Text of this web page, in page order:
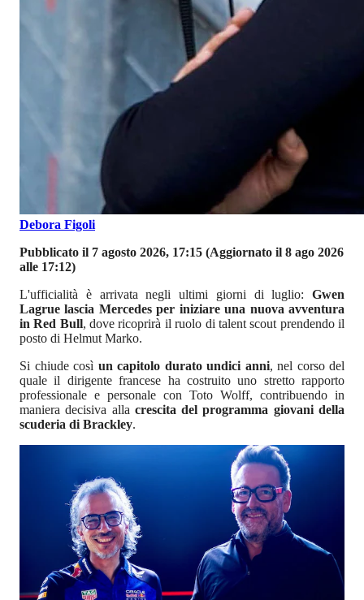
Debora Figoli
Pubblicato il 7 agosto 2026, 17:15 (Aggiornato il 8 ago 2026
alle 17:12)
L'ufficialità è arrivata negli ultimi giorni di luglio: Gwen
Lagrue lascia Mercedes per iniziare una nuova avventura
in Red Bull, dove ricoprirà il ruolo di talent scout prendendo il
posto di Helmut Marko.
Si chiude così un capitolo durato undici anni, nel corso del
quale il dirigente francese ha costruito uno stretto rapporto
professionale e personale con Toto Wolff, contribuendo in
maniera decisiva alla crescita del programma giovani della
scuderia di Brackley.